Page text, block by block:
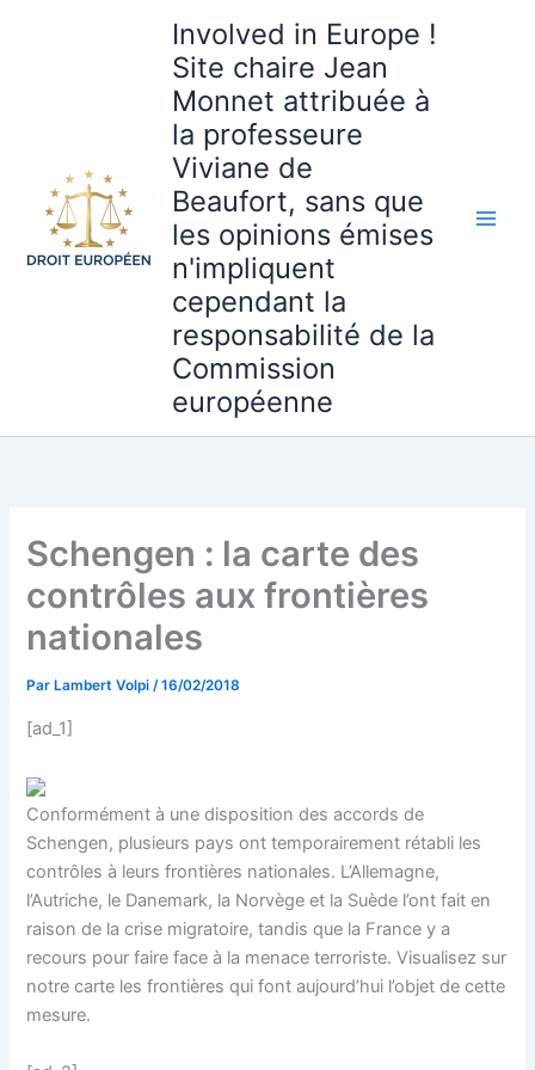
Involved in Europe !
Site chaire Jean
Monnet attribuée à
la professeure
Viviane de
Beaufort, sans que
les opinions émises
n'impliquent
cependant la
responsabilité de la
Commission
européenne
Schengen : la carte des
contrôles aux frontières
nationales
Par Lambert Volpi/16/02/2018
[ad_1]
Conformément à une disposition des accords de
Schengen, plusieurs pays ont temporairement rétabli les
contrôles à leurs frontières nationales. L’Allemagne,
l’Autriche, le Danemark, la Norvège et la Suède l’ont fait en
raison de la crise migratoire, tandis que la France y a
recours pour faire face à la menace terroriste. Visualisez sur
notre carte les frontières qui font aujourd’hui l’objet de cette
mesure.